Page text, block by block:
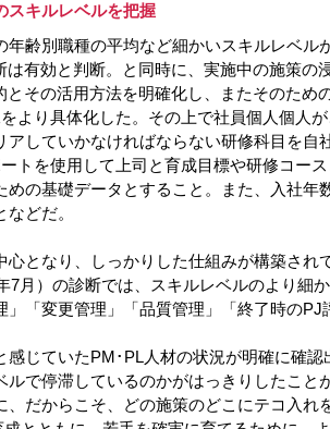
スキルレベルを把握
齢別職種の平均など細かいスキルレベル
は有効と判断。と同時に、実施中の施策
その活用方法を明確化し、またそのため
より具体化した。その上で社員個人個人
していかなければならない研修科目を自
トを使用して上司と育成目標や研修コー
めの基礎データとすること。また、入社
どだ。
となり、しっかりした仕組みが構築され
月）の診断では、スキルレベルのより細
」「変更管理」「品質管理」「終了時の
じていたPM･PL人材の状況が明確に確認
ルで停滞しているのかがはっきりしたこ
、だからこそ、どの施策のどこにテコ入れ